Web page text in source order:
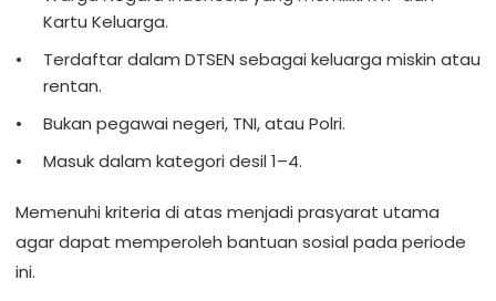
Kartu Keluarga.
Terdaftar dalam DTSEN sebagai keluarga miskin atau
rentan.
Bukan pegawai negeri, TNI, atau Polri.
Masuk dalam kategori desil 1–4.
Memenuhi kriteria di atas menjadi prasyarat utama
agar dapat memperoleh bantuan sosial pada periode
ini.